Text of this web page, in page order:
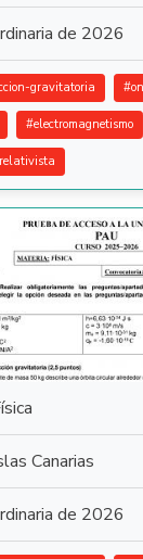
de 2026
gravitatoria #
#electromagnetismo
Canarias
de 2026